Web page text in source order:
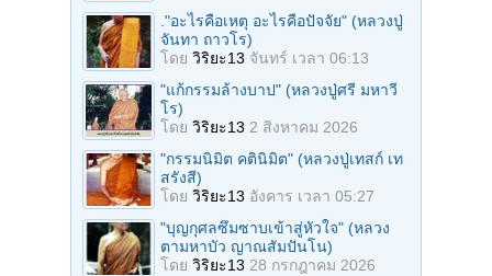
."อะไรคือเหตุ อะไรคือปัจจัย" (หลวงปู่
จันทา ถาวโร)
โดย วิริยะ13 จันทร์ เวลา 06:13
"แก้กรรมล้างบาป" (หลวงปู่ศรี มหาวี
โร)
โดย วิริยะ13 2 สิงหาคม 2026
"กรรมนิมิต คตินิมิต" (หลวงปู่เทสก์ เท
สรังสี)
โดย วิริยะ13 อังคาร เวลา 05:27
"บุญกุศลซึมซาบเข้าสู่หัวใจ" (หลวง
ตามหาบัว ญาณสัมปันโน)
โดย วิริยะ13 28 กรกฎาคม 2026